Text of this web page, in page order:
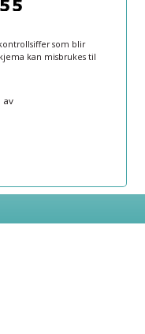
som blir
kan misbrukes til
av